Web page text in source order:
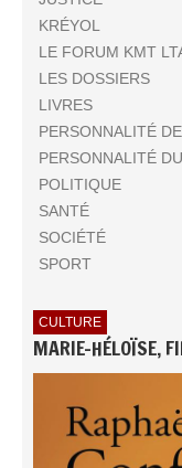
KRÉYOL
LE FORUM KMT
LES DOSSIERS
LIVRES
PERSONNALITÉ
PERSONNALITÉ
POLITIQUE
SANTÉ
SOCIÉTÉ
SPORT
CULTURE
MARIE-HÉLOÏSE,